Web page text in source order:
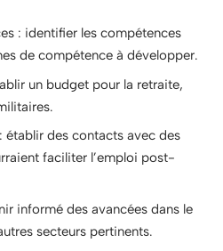
: identifier les compétences
de compétence à développer.
un budget pour la retraite,
établir des contacts avec des
faciliter l’emploi post-
informé des avancées dans le
secteurs pertinents.